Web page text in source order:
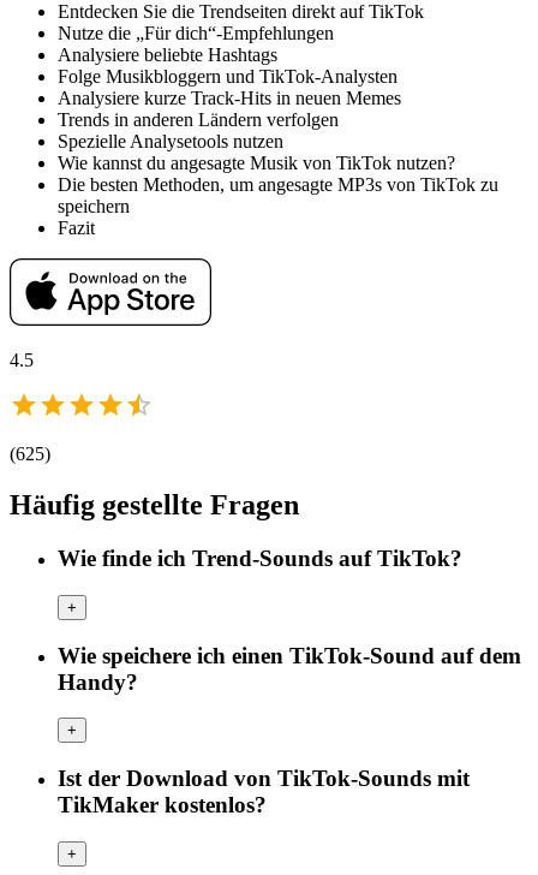
Entdecken Sie die Trendseiten direkt auf TikTok
Nutze die „Für dich“-Empfehlungen
Analysiere beliebte Hashtags
Folge Musikbloggern und TikTok-Analysten
Analysiere kurze Track-Hits in neuen Memes
Trends in anderen Ländern verfolgen
Spezielle Analysetools nutzen
Wie kannst du angesagte Musik von TikTok nutzen?
Die besten Methoden, um angesagte MP3s von TikTok zu
speichern
Fazit
4.5
(625)
Häufig gestellte Fragen
Wie finde ich Trend-Sounds auf TikTok?
+
Wie speichere ich einen TikTok-Sound auf dem
Handy?
+
Ist der Download von TikTok-Sounds mit
TikMaker kostenlos?
+